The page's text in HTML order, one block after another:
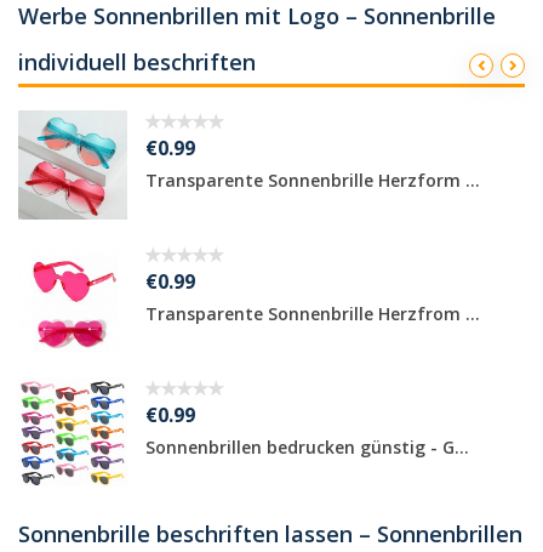
Werbe Sonnenbrillen mit Logo – Sonnenbrille
individuell beschriften
€0.99
Transparente Sonnenbrille Herzform ...
€0.99
Transparente Sonnenbrille Herzfrom ...
€0.99
Sonnenbrillen bedrucken günstig - G...
Sonnenbrille beschriften lassen – Sonnenbrillen